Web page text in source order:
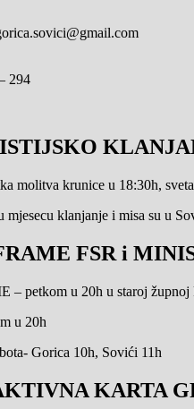
294
molitva krunice u 18:30h,
mjesecu klanjanje i misa su u
FSR i
– petkom u 20h u staroj župnoj
u 20h
Gorica 10h, Sovići 11h
KARTA